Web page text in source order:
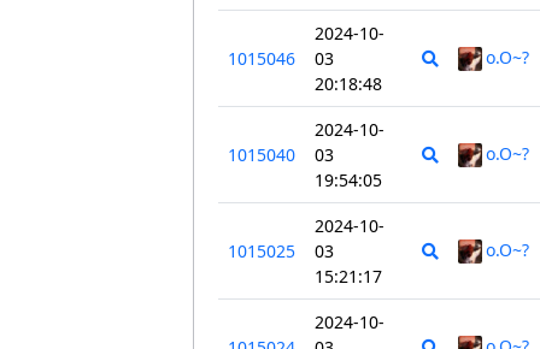
1015046
2024-10-
03
20:18:48
o.O~?
1015040
2024-10-
03
19:54:05
o.O~?
1015025
2024-10-
03
15:21:17
o.O~?
2024-10-